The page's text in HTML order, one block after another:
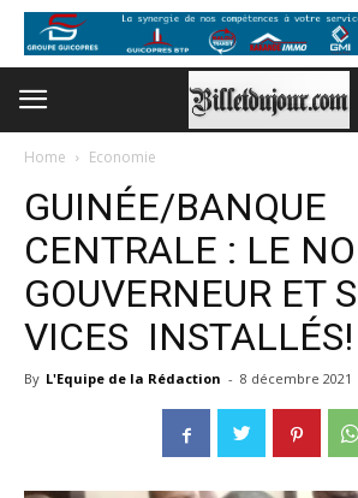
Home Economie
GUINÉE/BANQUE
CENTRALE : LE
GOUVERNEUR ET
VICES INSTALLÉS!
By L'Equipe de la Rédaction - 8 décembre 2021